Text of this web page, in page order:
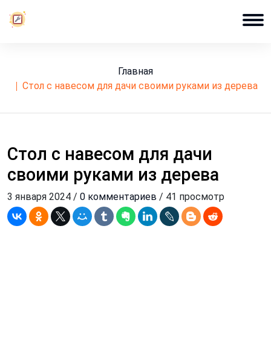
Главная
стол с навесом для дачи своими руками из дерева
Стол с навесом для дачи
своими руками из дерева
3 января 2024 / 0 комментариев / 41 просмотр